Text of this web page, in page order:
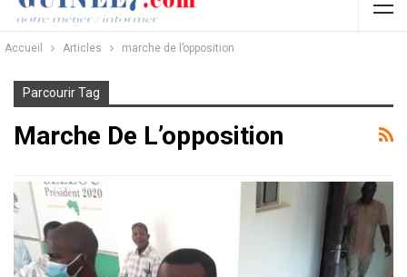
Accueil Articles marche de l’opposition
Parcourir Tag
Marche De L’opposition